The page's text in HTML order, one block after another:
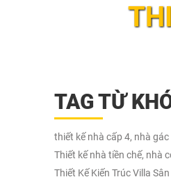
TAG TỪ
thiết kế nhà cấp 4, nhà
Thiết kế nhà tiền chế, nhà
Thiết Kế Kiến Trúc Villa